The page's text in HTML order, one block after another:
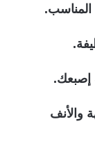
المناسب.
والأنف